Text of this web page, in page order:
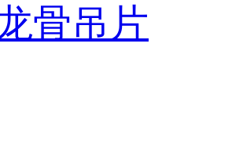
骨吊片